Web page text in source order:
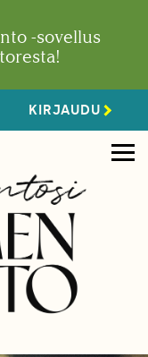
-sovellus
KIRJAUDU